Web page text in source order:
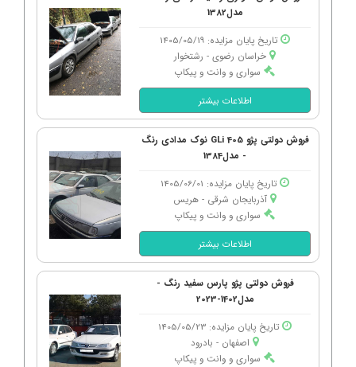
مدل1382
تاریخ پایان مزایده: 1405/05/19
خراسان رضوی - رشتخوار
سواری و وانت و پیکاپ
اطلاعات بیشتر
فروش دولتی پژو 405 GLi نوک مدادی رنگ
- مدل1384
تاریخ پایان مزایده: 1405/06/01
آذربایجان شرقی - هریس
سواری و وانت و پیکاپ
اطلاعات بیشتر
فروش دولتی پژو پارس سفید رنگ -
مدل1402-2023
تاریخ پایان مزایده: 1405/05/23
اصفهان - بادرود
سواری و وانت و پیکاپ